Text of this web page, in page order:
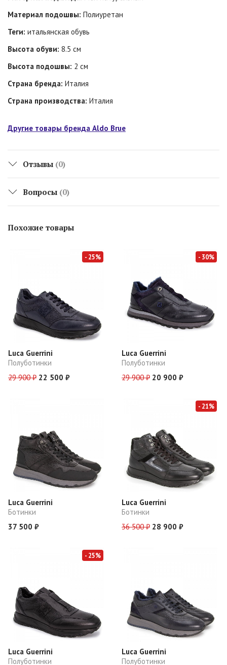
Материал подошвы: Полиуретан
Теги: итальянская обувь
Высота обуви: 8.5 см
Высота подошвы: 2 см
Страна бренда: Италия
Страна производства: Италия
Другие товары бренда Aldo Brue
Отзывы (0)
Вопросы (0)
Похожие товары
- 25%
Luca Guerrini
Полуботинки
29 900 ₽ 22 500 ₽
- 30%
Luca Guerrini
Полуботинки
29 900 ₽ 20 900 ₽
Luca Guerrini
Ботинки
37 500 ₽
- 21%
Luca Guerrini
Ботинки
36 500 ₽ 28 900 ₽
- 25%
Luca Guerrini
Полуботинки
Luca Guerrini
Полуботинки